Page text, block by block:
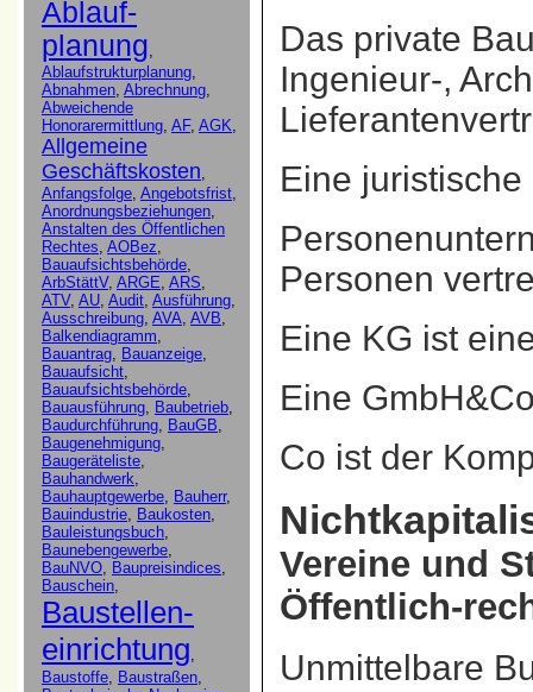
Das private
Ingenieur-,
Eine juristische
Personen
Eine KG ist
Eine
Co ist der
Vereine und
Öffentlich-
Unmittelbare